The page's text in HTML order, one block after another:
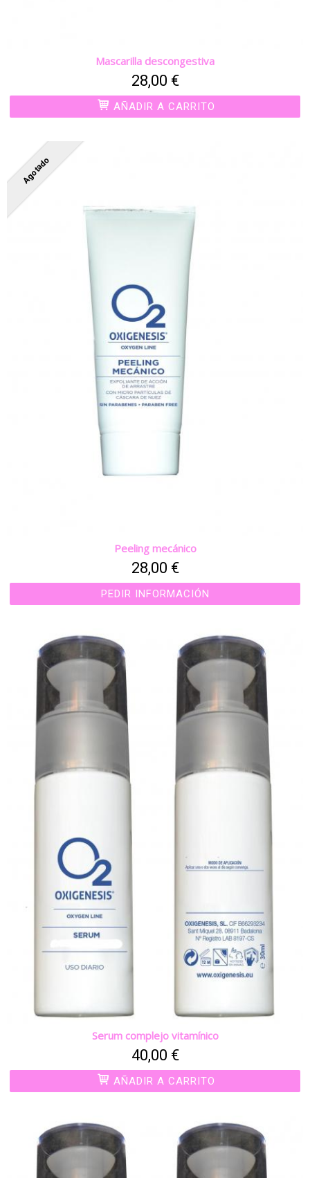
Mascarilla descongestiva
28,00 €
AÑADIR A CARRITO
Agotado
Peeling mecánico
28,00 €
PEDIR INFORMACIÓN
Serum complejo vitamínico
40,00 €
AÑADIR A CARRITO